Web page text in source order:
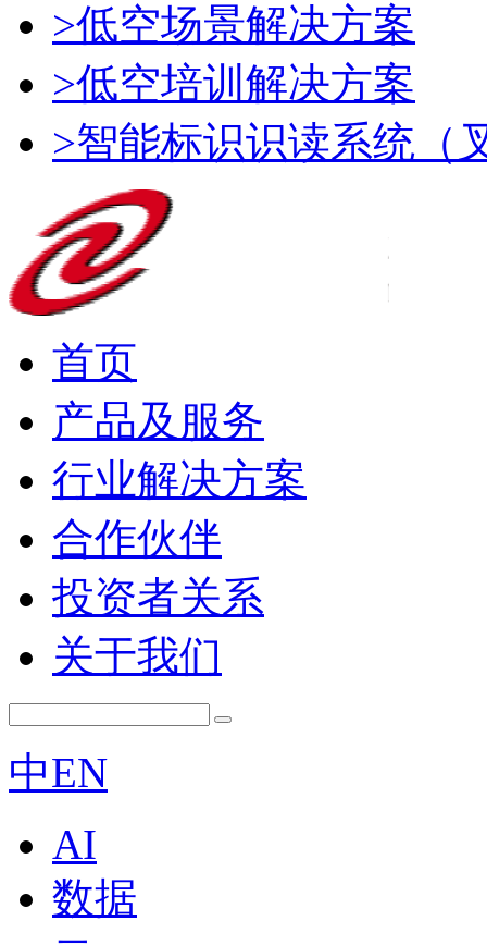
>低空场景解决方案
>低空培训解决方案
>智能标识识读系统（
首页
产品及服务
行业解决方案
合作伙伴
投资者关系
关于我们
中EN
AI
数据